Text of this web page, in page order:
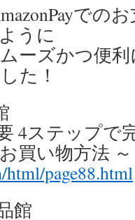
での
うに
ーズかつ便
た！
4ステップで
買い物方法 ～
page88.html
館